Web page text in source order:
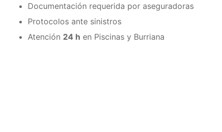
Documentación requerida por aseguradoras
Protocolos ante sinistros
Atención 24 h en Piscinas y Burriana